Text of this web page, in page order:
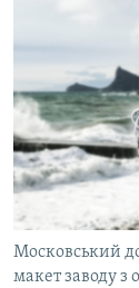
ПОДКАСТИ
КРИМ РЕАЛІЇ
РУС
УКР
КТАТ
Московський
макет заводу з